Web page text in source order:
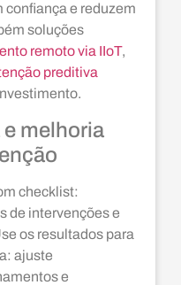
confiança e reduzem
soluções
remoto via IIoT,
preditiva
melhoria
checklist:
de intervenções e
os resultados para
ajuste
e